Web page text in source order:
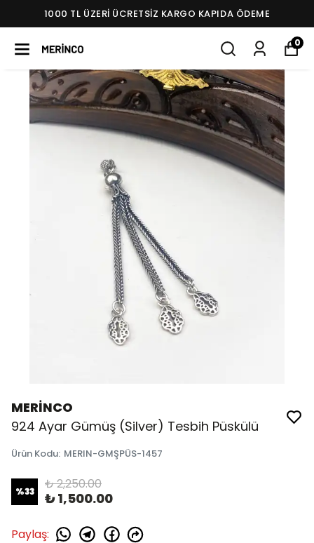
1000 TL ÜZERI ÜCRETSIZ KARGO KAPIDA ÖDEME
0
MERİNCO
924 Ayar Gümüş (Silver) Tesbih Püskülü
Ürün Kodu: MERIN-GMŞPÜS-1457
%33 ₺ 2,250.00
₺ 1,500.00
Paylaş: